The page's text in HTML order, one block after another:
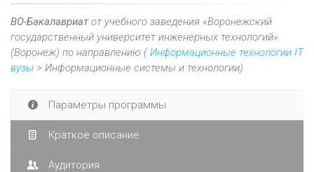
ВО-Бакалавриатот учебного заведения «Воронежский
государственный университет инженерных технологий»
(Воронеж) по направлению (Информационные технологии IT
вузы > Информационные системы и технологии)
Параметры программы
Краткое описание
Аудитория